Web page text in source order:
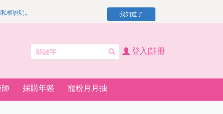
私權說明 。 我知道了
登入|註冊
採購年鑑 寵粉月月抽